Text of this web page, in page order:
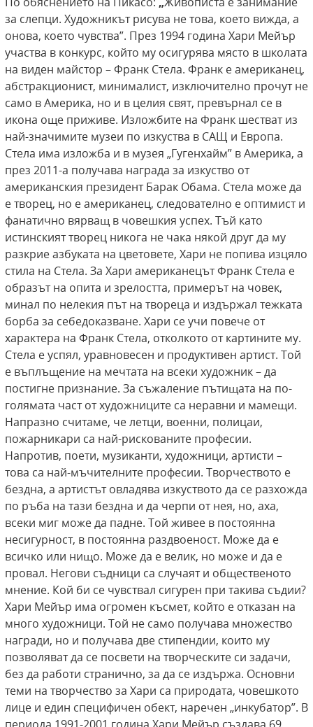
за слепци. Художникът рисува не това, което вижда, а
онова, което чувства”. През 1994 година Хари Мейър
участва в конкурс, който му осигурява място в школата
на виден майстор – Франк Стела. Франк е американец,
абстракционист, минималист, изключително прочут не
само в Америка, но и в целия свят, превърнал се в
икона още приживе. Изложбите на Франк шестват из
най-значимите музеи по изкуства в САЩ и Европа.
Стела има изложба и в музея „Гугенхайм” в Америка, а
през 2011-а получава награда за изкуство от
американския президент Барак Обама. Стела може да
е творец, но е американец, следователно е оптимист и
фанатично вярващ в човешкия успех. Тъй като
истинският творец никога не чака някой друг да му
разкрие азбуката на цветовете, Хари не попива изцяло
стила на Стела. За Хари американецът Франк Стела е
образът на опита и зрелостта, примерът на човек,
минал по нелекия път на твореца и издържал тежката
борба за себедоказване. Хари се учи повече от
характера на Франк Стела, отколкото от картините му.
Стела е успял, уравновесен и продуктивен артист. Той
е въплъщение на мечтата на всеки художник – да
постигне признание. За съжаление пътищата на по-
голямата част от художниците са неравни и мамещи.
Напразно считаме, че летци, военни, полицаи,
пожарникари са най-рискованите професии.
Напротив, поети, музиканти, художници, артисти –
това са най-мъчителните професии. Творчеството е
бездна, а артистът овладява изкуството да се разхожда
по ръба на тази бездна и да черпи от нея, но, аха,
всеки миг може да падне. Той живее в постоянна
несигурност, в постоянна раздвоеност. Може да е
всичко или нищо. Може да е велик, но може и да е
провал. Негови съдници са случаят и общественото
мнение. Кой би се чувствал сигурен при такива съдии?
Хари Мейър има огромен късмет, който е отказан на
много художници. Той не само получава множество
награди, но и получава две стипендии, които му
позволяват да се посвети на творческите си задачи,
без да работи странично, за да се издържа. Основни
теми на творчество за Хари са природата, човешкото
лице и един специфичен обект, наречен „инкубатор”. В